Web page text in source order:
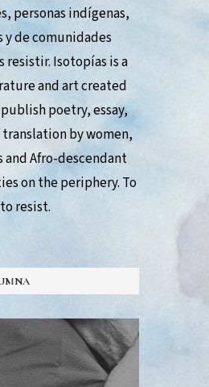
personas indígenas,
de comunidades
resistir. Isotopías is a
and art created
poetry, essay,
by women,
Afro-descendant
on the periphery. To
resist.